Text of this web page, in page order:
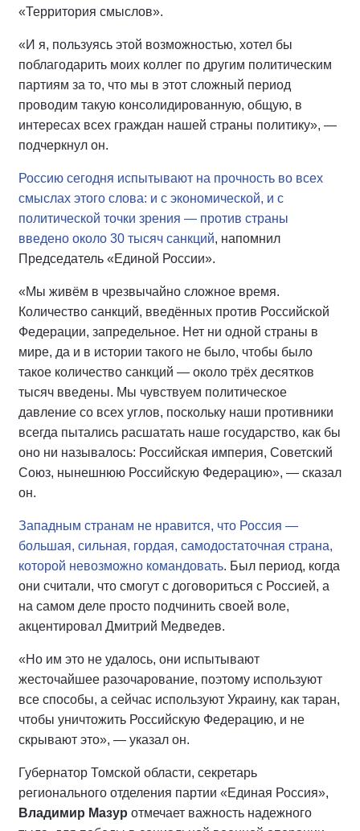
«Территория смыслов».
«И я, пользуясь этой возможностью, хотел бы
поблагодарить моих коллег по другим политическим
партиям за то, что мы в этот сложный период
проводим такую консолидированную, общую, в
интересах всех граждан нашей страны политику», —
подчеркнул он.
Россию сегодня испытывают на прочность во всех
смыслах этого слова: и с экономической, и с
политической точки зрения — против страны
введено около 30 тысяч санкций, напомнил
Председатель «Единой России».
«Мы живём в чрезвычайно сложное время.
Количество санкций, введённых против Российской
Федерации, запредельное. Нет ни одной страны в
мире, да и в истории такого не было, чтобы было
такое количество санкций — около трёх десятков
тысяч введены. Мы чувствуем политическое
давление со всех углов, поскольку наши противники
всегда пытались расшатать наше государство, как бы
оно ни называлось: Российская империя, Советский
Союз, нынешнюю Российскую Федерацию», — сказал
он.
Западным странам не нравится, что Россия —
большая, сильная, гордая, самодостаточная страна,
которой невозможно командовать. Был период, когда
они считали, что смогут с договориться с Россией, а
на самом деле просто подчинить своей воле,
акцентировал Дмитрий Медведев.
«Но им это не удалось, они испытывают
жесточайшее разочарование, поэтому используют
все способы, а сейчас используют Украину, как таран,
чтобы уничтожить Российскую Федерацию, и не
скрывают это», — указал он.
Губернатор Томской области, секретарь
регионального отделения партии «Единая Россия»,
Владимир Мазур отмечает важность надежного